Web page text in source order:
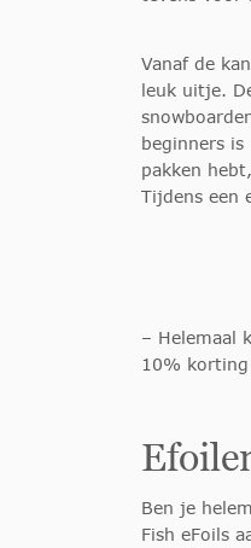
Vanaf de
leuk uitje.
beginners
pakken
Tijdens een
– Helemaal
10%
Ben je
Fish eFoils